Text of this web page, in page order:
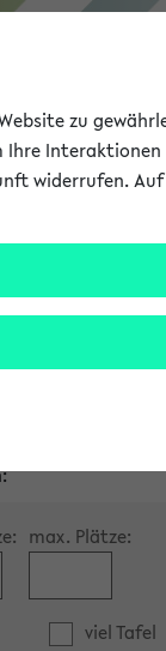
max. Plätze:
viel Tafel
zu
Ihre
widerrufen.